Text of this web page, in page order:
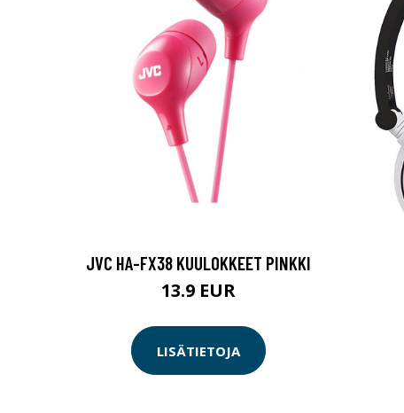
JVC HA-FX38 KUULOKKEET PINKKI
13.9 EUR
LISÄTIETOJA